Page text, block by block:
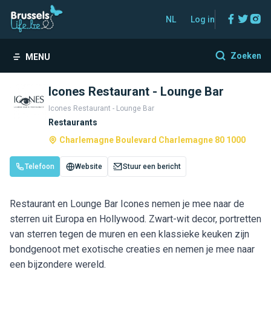
NL Log in
MENU Zoeken
Icones Restaurant - Lounge Bar
Icones Restaurant - Lounge Bar
Restaurants
Charlemagne Boulevard Charlemagne 80 1000
Telefoon Website Stuur een bericht
Restaurant en Lounge Bar Icones nemen je mee naar de
sterren uit Europa en Hollywood. Zwart-wit decor, portretten
van sterren tegen de muren en een klassieke keuken zijn
bondgenoot met exotische creaties en nemen je mee naar
een bijzondere wereld.